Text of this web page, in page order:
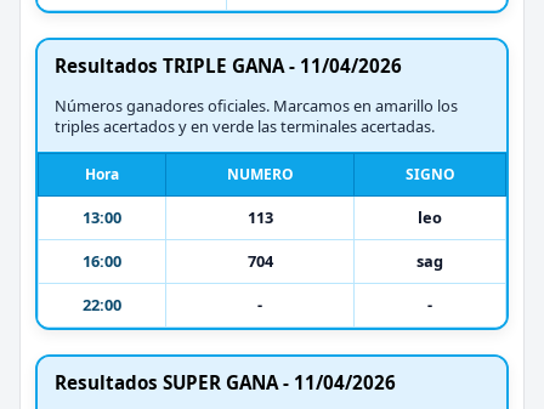
Resultados TRIPLE GANA - 11/04/2026
Números ganadores oficiales. Marcamos en amarillo los
triples acertados y en verde las terminales acertadas.
Hora NUMERO SIGNO
13:00 113
leo
16:00
704
sag
22:00
- -
Resultados SUPER GANA - 11/04/2026